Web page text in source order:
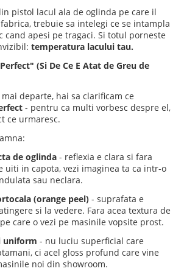
pistol lacul ala de oglinda pe care il
trebuie sa intelegi ce se intampla
cand apesi pe tragaci. Si totul porneste
temperatura lacului tau.
(Si De Ce E Atat de Greu de
departe, hai sa clarificam ce
- pentru ca multi vorbesc despre el,
ce urmaresc.
de oglinda - reflexia e clara si fara
uiti in capota, vezi imaginea ta ca intr-o
sau neclara.
(orange peel) - suprafata e
si la vedere. Fara acea textura de
care o vezi pe masinile vopsite prost.
uniform - nu luciu superficial care
ci acel gloss profund care vine
noi din showroom.